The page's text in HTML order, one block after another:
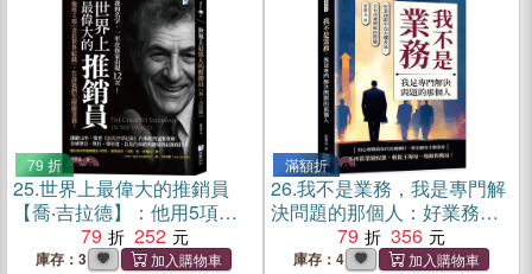
79 折
25.世界上最偉大的推銷員
【喬‧吉拉德】：他用5項
《金氏世界紀錄》，告訴我
們怎麼做業務！
79 252
庫存：3
滿額折
26.我不是業務，我是專門解
決問題的那個人：好業務眼
中沒有爛產品，只有沒被理
解的問題
79 356
庫存：4